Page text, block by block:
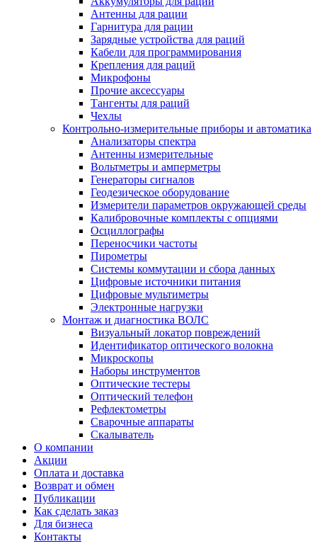
Антенны для рации
Гарнитура для рации
Зарядные устройства для раций
Кабели для программирования
Крепления для раций
Микрофоны
Прочие аксессуары
Тангенты для раций
Чехлы
Контрольно-измерительные приборы и автоматика
Анализаторы спектра
Антенны измерительные
Вольтметры и амперметры
Генераторы сигналов
Геодезическое оборудование
Измерители параметров окружающей среды
Калибровочные комплекты с опциями
Осциллографы
Переносчики частоты
Пирометры
Системы коммутации и сбора данных
Цифровые источники питания
Цифровые мультиметры
Электронные нагрузки
Монтаж и диагностика ВОЛС
Визуальный локатор повреждений
Идентификатор оптического волокна
Микроскопы
Наборы инструментов
Оптические тестеры
Оптический телефон
Рефлектометры
Сварочные аппараты
Скалыватель
О компании
Акции
Оплата и доставка
Возврат и обмен
Публикации
Как сделать заказ
Для бизнеса
Контакты